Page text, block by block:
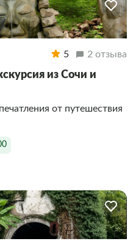
5 2 отзыва
из Сочи и
от путешествия